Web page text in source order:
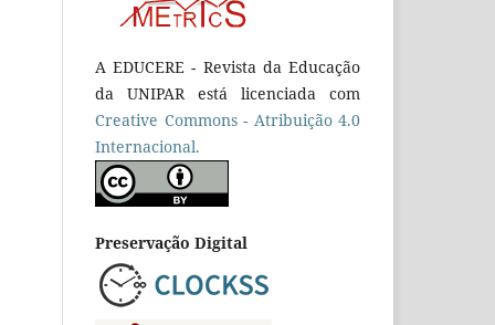
A EDUCERE - Revista da Educação
da UNIPAR está licenciada com
Creative Commons - Atribuição 4.0
Internacional.
Preservação Digital